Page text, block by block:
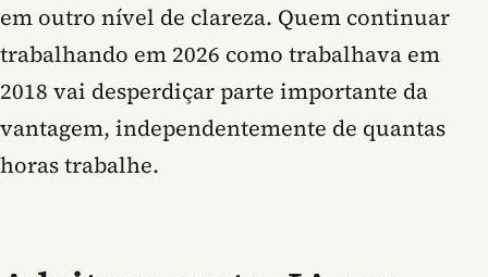
em outro nível de clareza. Quem continuar
trabalhando em 2026 como trabalhava em
2018 vai desperdiçar parte importante da
vantagem, independentemente de quantas
horas trabalhe.